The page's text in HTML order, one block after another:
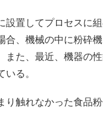
設置してプロセスに
合、機械の中に粉砕
また、最近、機器の
る。
触れなかった食品粉